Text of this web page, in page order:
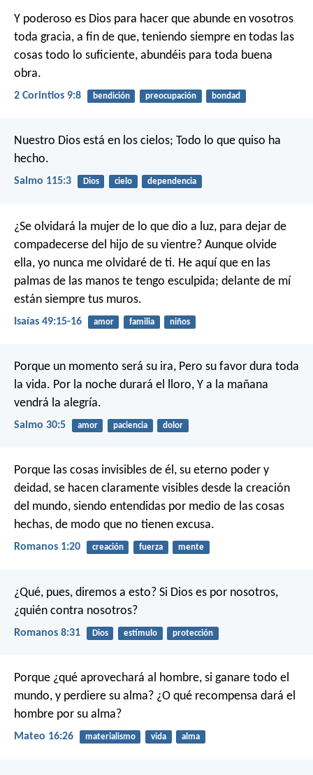
Y poderoso es Dios para hacer que abunde en vosotros
toda gracia, a fin de que, teniendo siempre en todas las
cosas todo lo suficiente, abundéis para toda buena
obra.
2 Corintios 9:8 bendición preocupación bondad
Nuestro Dios está en los cielos; Todo lo que quiso ha
hecho.
Salmo 115:3 Dios cielo dependencia
¿Se olvidará la mujer de lo que dio a luz, para dejar de
compadecerse del hijo de su vientre? Aunque olvide
ella, yo nunca me olvidaré de ti. He aquí que en las
palmas de las manos te tengo esculpida; delante de mí
están siempre tus muros.
Isaías 49:15-16 amor familia niños
Porque un momento será su ira, Pero su favor dura toda
la vida. Por la noche durará el lloro, Y a la mañana
vendrá la alegría.
Salmo 30:5 amor paciencia dolor
Porque las cosas invisibles de él, su eterno poder y
deidad, se hacen claramente visibles desde la creación
del mundo, siendo entendidas por medio de las cosas
hechas, de modo que no tienen excusa.
Romanos 1:20 creación fuerza mente
¿Qué, pues, diremos a esto? Si Dios es por nosotros,
¿quién contra nosotros?
Romanos 8:31 Dios estímulo protección
Porque ¿qué aprovechará al hombre, si ganare todo el
mundo, y perdiere su alma? ¿O qué recompensa dará el
hombre por su alma?
Mateo 16:26 materialismo vida alma